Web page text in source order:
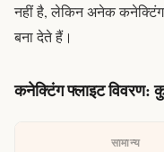
नहीं है, लेकिन अनेक कनेक्टिंग
बना देते हैं।
कनेक्टिंग फ्लाइट
सामान्य